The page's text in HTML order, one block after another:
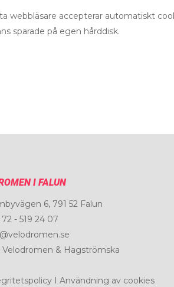
webbläsare accepterar automatiskt
sparade på egen hårddisk.
I FALUN
6, 791 52 Falun
- 519 24 07
Velodromen & Hagströmska
I Användning av cookies